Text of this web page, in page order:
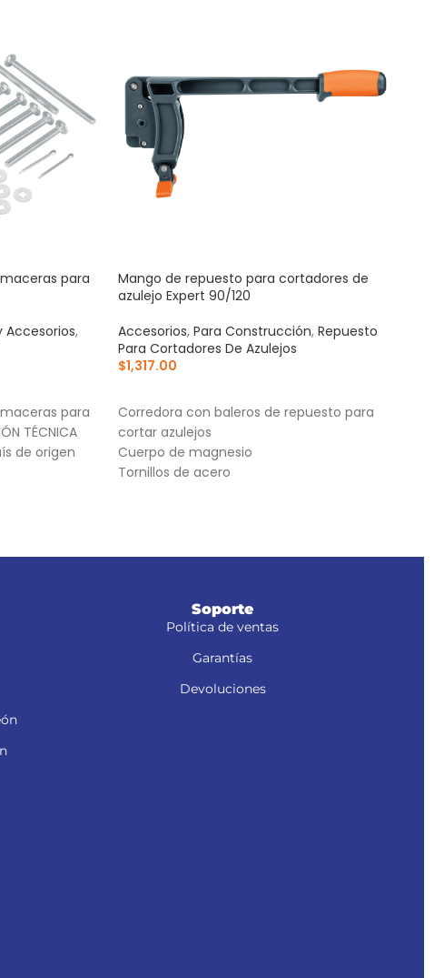
para
Accesorios,
para
TÉCNICA
de origen
Mango de repuesto para cortadores de
azulejo Expert 90/120
Accesorios, Para Construcción, Repuesto
Para Cortadores De Azulejos
$1,317.00
Corredora con baleros de repuesto para
cortar azulejos
Cuerpo de magnesio
Tornillos de acero
Soporte
Política de ventas
Garantías
Devoluciones